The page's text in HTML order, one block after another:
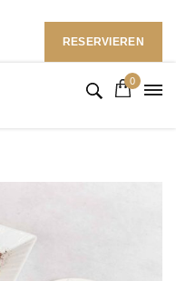
RESERVIEREN
0